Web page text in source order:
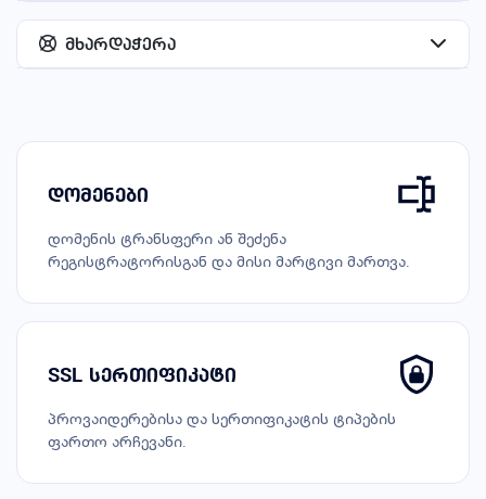
მხარდაჭერა
დომენები
დომენის ტრანსფერი ან შეძენა
რეგისტრატორისგან და მისი მარტივი მართვა.
SSL სერთიფიკატი
პროვაიდერებისა და სერთიფიკატის ტიპების
ფართო არჩევანი.